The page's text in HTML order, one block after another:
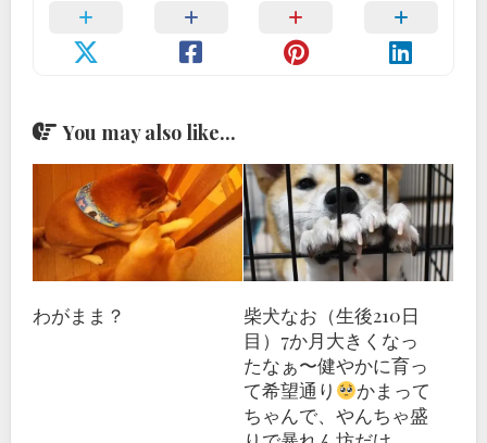
You may also like...
わがまま？
柴犬なお（生後210日
目）7か月大きくなっ
たなぁ〜健やかに育っ
て希望通り
かまって
ちゃんで、やんちゃ盛